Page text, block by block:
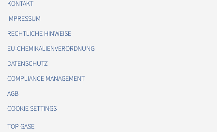
KONTAKT
IMPRESSUM
RECHTLICHE HINWEISE
EU-CHEMIKALIENVERORDNUNG
DATENSCHUTZ
COMPLIANCE MANAGEMENT
AGB
COOKIE SETTINGS
TOP GASE